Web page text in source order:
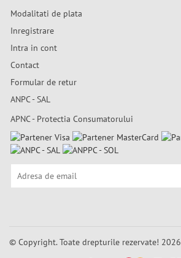
Modalitati de plata
Inregistrare
Intra in cont
Contact
Formular de retur
ANPC - SAL
APNC - Protectia Consumatorului
© Copyright. Toate drepturile rezervate! 2026